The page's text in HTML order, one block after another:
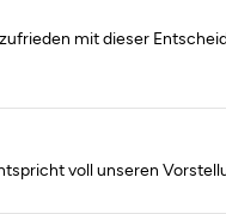
mit dieser
voll unseren